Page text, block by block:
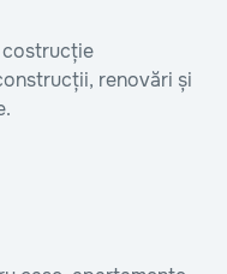
costrucție
renovări și